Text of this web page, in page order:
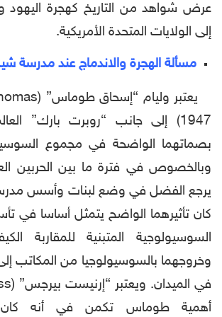
عرض شواهد من التاريخ كهجرة اليهود
إلى الولايات المتحدة الأمريكية.
مسألة الهجرة والاندماج عند مدرسة
1947) إلى جانب “روبرت بارك”
بصماتهما الواضحة في مجموع
وبالخصوص في فترة ما بين الحربين
يرجع الفضل في وضع لبنات وأسس
كان تأثيرهما الواضح يتمثل أساسا في
السوسيولوجية المتبنية للمقاربة
وخروجهما بالسوسيولوجيا من المكاتب
أهمية طوماس تكمن في أنه كان